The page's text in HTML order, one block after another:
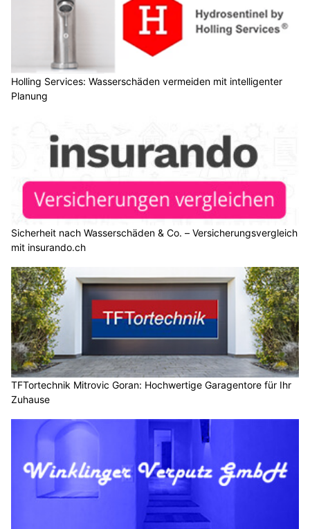
Holling Services: Wasserschäden vermeiden mit intelligenter
Planung
Sicherheit nach Wasserschäden & Co. – Versicherungsvergleich
mit insurando.ch
TFTortechnik Mitrovic Goran: Hochwertige Garagentore für Ihr
Zuhause